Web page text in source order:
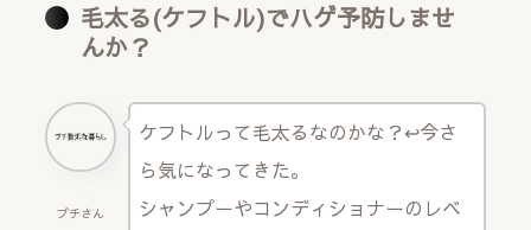
毛太る(ケフトル)でハゲ予防しませ
んか？
プチさん
ケフトルって毛太るなのかな？↩︎今さ
ら気になってきた。
シャンプーやコンディショナーのレベ